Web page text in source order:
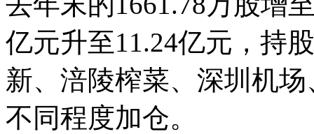
亿元升至11.24亿元，持
新、涪陵榨菜、深圳机
不同程度加仓。